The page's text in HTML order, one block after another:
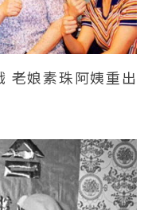
老娘素珠阿姨重出